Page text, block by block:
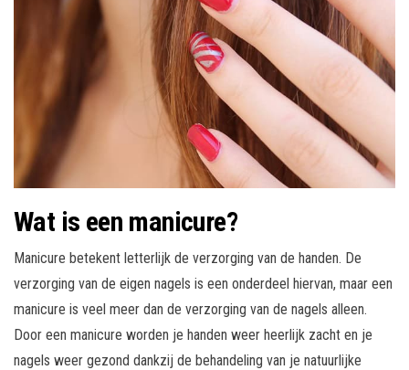
Wat is een manicure?
Manicure betekent letterlijk de verzorging van de handen. De
verzorging van de eigen nagels is een onderdeel hiervan, maar een
manicure is veel meer dan de verzorging van de nagels alleen.
Door een manicure worden je handen weer heerlijk zacht en je
nagels weer gezond dankzij de behandeling van je natuurlijke